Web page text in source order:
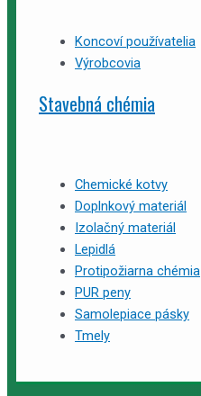
Koncoví používatelia
Výrobcovia
Stavebná chémia
Chemické kotvy
Doplnkový materiál
Izolačný materiál
Lepidlá
Protipožiarna chémia
PUR peny
Samolepiace pásky
Tmely